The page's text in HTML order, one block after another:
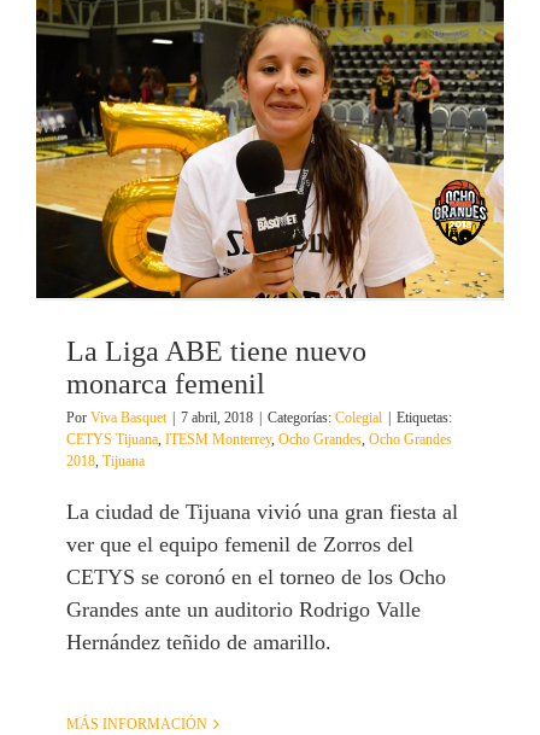
La Liga ABE tiene nuevo
monarca femenil
Por Viva Basquet 7 abril, 2018 Categorías: Colegial
Etiquetas:
CETYS Tijuana, ITESM Monterrey, Ocho Grandes, Ocho Grandes
2018, Tijuana
La ciudad de Tijuana vivió una gran fiesta al
ver que el equipo femenil de Zorros del
CETYS se coronó en el torneo de los Ocho
Grandes ante un auditorio Rodrigo Valle
Hernández teñido de amarillo.
MÁS INFORMACIÓN